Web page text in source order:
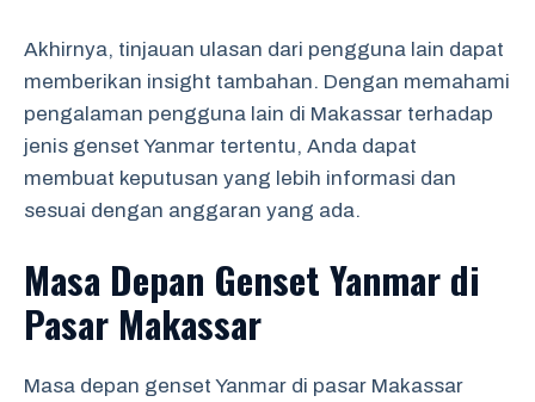
Akhirnya, tinjauan ulasan dari pengguna lain dapat
memberikan insight tambahan. Dengan memahami
pengalaman pengguna lain di Makassar terhadap
jenis genset Yanmar tertentu, Anda dapat
membuat keputusan yang lebih informasi dan
sesuai dengan anggaran yang ada.
Masa Depan Genset Yanmar di
Pasar Makassar
Masa depan genset Yanmar di pasar Makassar